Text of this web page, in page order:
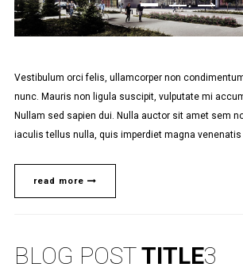
Vestibulum orci felis, ullamcorper non
nunc. Mauris non ligula suscipit, vulputate mi
Nullam sed sapien dui. Nulla auctor sit amet sem
iaculis tellus nulla, quis imperdiet magna venenatis
read more
BLOG POSTTITLE3